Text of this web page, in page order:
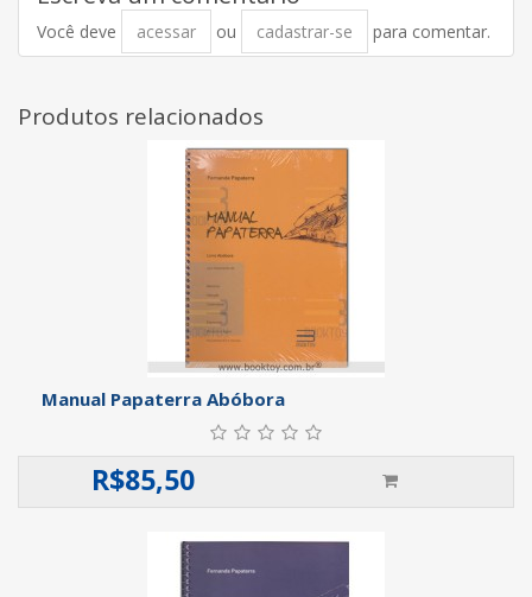
Você deve acessar ou cadastrar-se para comentar.
Produtos relacionados
Manual Papaterra Abóbora
R$85,50